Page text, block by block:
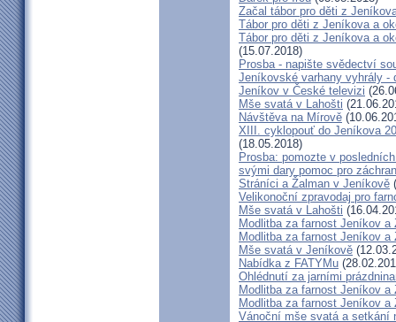
Začal tábor pro děti z
Tábor pro děti z Jeníkova a
Tábor pro děti z Jeníkova a
(15.07.2018)
Prosba - napište svědectví
Jeníkovské varhany vyhrály -
Jeníkov v České televizi
Mše svatá v Lahošti
Návštěva na Mírově
XIII. cyklopouť do Jeníkova
(18.05.2018)
Prosba: pomozte v
svými dary pomoc pro
Stráníci a Žalman v Jeníkově
Velikonoční zpravodaj pro
Mše svatá v Lahošti
Modlitba za farnost Jeníkov a
Modlitba za farnost Jeníkov a
Mše svatá v Jeníkově
Nabídka z FATYMu
Ohlédnutí za jarními
Modlitba za farnost Jeníkov a
Modlitba za farnost Jeníkov a
Vánoční mše svatá a setkání